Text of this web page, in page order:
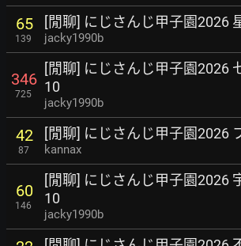
65
139
[閒聊] にじさんじ甲子園2026
jacky1990b
346
725
[閒聊] にじさんじ甲子園2026
10
jacky1990b
42
87
[閒聊] にじさんじ甲子園2026
kannax
60
146
[閒聊] にじさんじ甲子園2026
10
jacky1990b